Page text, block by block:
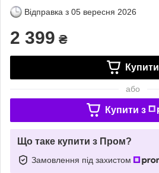
Відправка з 05 вересня 2026
2 399 ₴
Купити
або
Купити з
Що таке купити з Пром?
Замовлення під захистом